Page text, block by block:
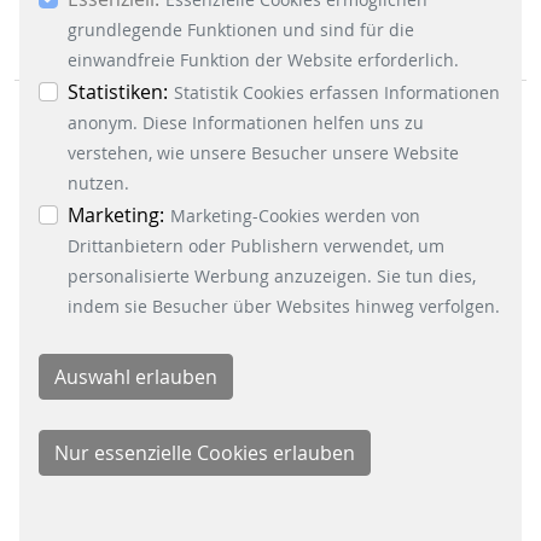
die Verwendung weiterer Cookies ein. Über den
Button „Accept all Cookies“ werden alle
Essenzielle-, Marketing- und Statistik-Cookies
akzeptiert. In der Datenschutzinformation
können Sie zu den einzelnen Cookies
differenzierte Informationen erhalten. Sie können
Ihre Einwilligung jederzeit widerrufen, indem Sie
auf den Button "Cookie Einstellungen" unten links
klicken.
grundlegende Funktionen und sind für die
einwandfreie Funktion der Website erforderlich.
Statistiken: Statistik Cookies erfassen Informationen
anonym. Diese Informationen helfen uns zu
verstehen, wie unsere Besucher unsere Website
nutzen.
Marketing: Marketing-Cookies werden von
Drittanbietern oder Publishern verwendet, um
personalisierte Werbung anzuzeigen. Sie tun dies,
indem sie Besucher über Websites hinweg verfolgen.
GESCHÄFTSBEREICHE
Signalling Systems
Energy Retail Solutions
Fare Collection Systems
Xing